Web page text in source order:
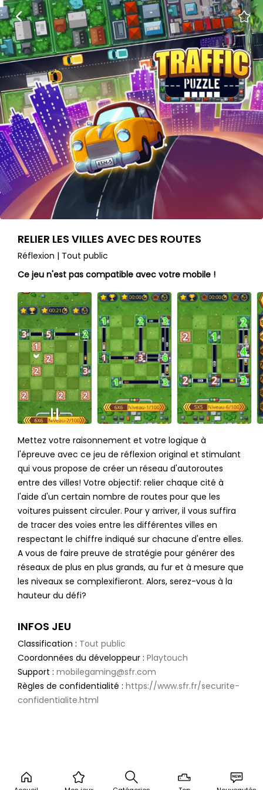
RELIER LES VILLES AVEC DES ROUTES
Réflexion | Tout public
Ce jeu n'est pas compatible avec votre mobile !
Mettez votre raisonnement et votre logique à
l'épreuve avec ce jeu de réflexion original et stimulant
qui vous propose de créer un réseau d'autoroutes
entre des villes! Votre objectif: relier chaque cité à
l'aide d'un certain nombre de routes pour que les
voitures puissent circuler. Pour y arriver, il vous suffira
de tracer des voies entre les différentes villes en
respectant le chiffre indiqué sur chacune d'entre elles.
A vous de faire preuve de stratégie pour générer des
réseaux de plus en plus grands, au fur et à mesure que
les niveaux se complexifieront. Alors, serez-vous à la
hauteur du défi?
INFOS JEU
Classification : Tout public
Coordonnées du développeur : Playtouch
Support : mobilegaming@sfr.com
Règles de confidentialité : https://www.sfr.fr/securite-
confidentialite.html